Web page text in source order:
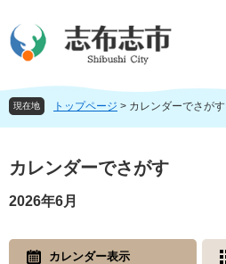
ジ
頭
ュ
飛
本
文
現在地 トップページ > カレンダーでさがす
文
カレンダーでさがす
2026年6月
カレンダー表示